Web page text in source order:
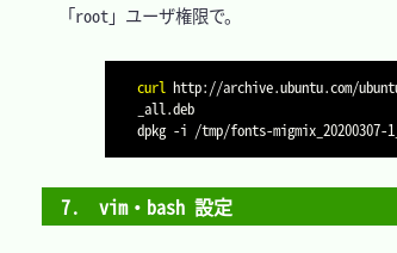
「root」ユーザ権限で。
curl http://archive.ubuntu.com/
_all.deb
dpkg -i
7.　vim・bash 設定